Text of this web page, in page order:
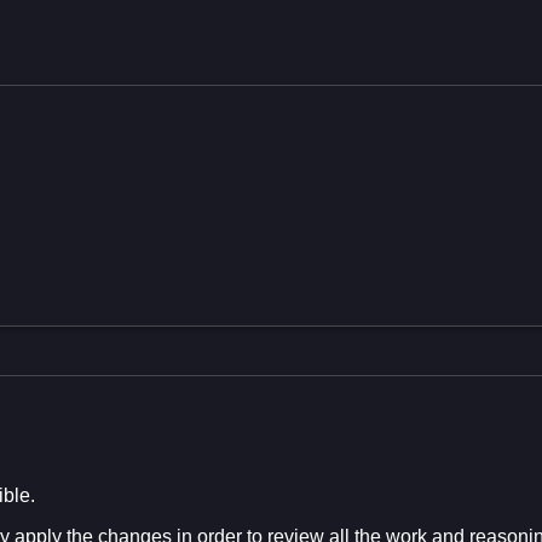
apply the changes in order to review all the work and